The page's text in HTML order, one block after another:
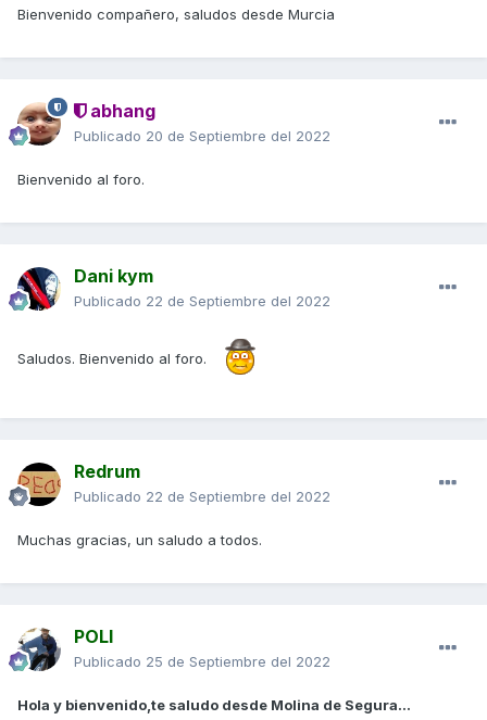
Bienvenido compañero, saludos desde Murcia
abhang
Publicado 20 de Septiembre del 2022
Bienvenido al foro.
Dani kym
Publicado 22 de Septiembre del 2022
Saludos. Bienvenido al foro.
Redrum
Publicado 22 de Septiembre del 2022
Muchas gracias, un saludo a todos.
POLI
Publicado 25 de Septiembre del 2022
Hola y bienvenido,te saludo desde Molina de Segura...